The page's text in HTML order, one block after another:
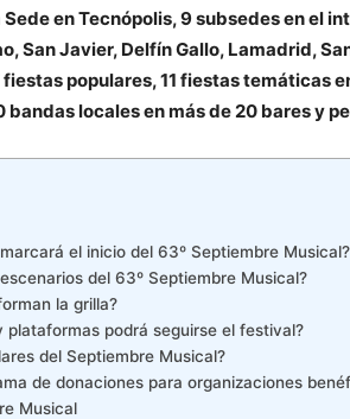
Sede en Tecnópolis, 9 subsedes en el
San Javier, Delfín Gallo, Lamadrid,
populares, 11 fiestas temáticas
bandas locales en más de 20 bares y
el inicio del 63º Septiembre Musical?
del 63º Septiembre Musical?
la grilla?
plataformas podrá seguirse el festival?
del Septiembre Musical?
de donaciones para organizaciones
Musical